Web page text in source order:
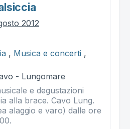
2012
, Musica e concerti ,
- Lungomare
e degustazioni
alla brace. Cavo Lung.
alaggio e varo) dalle ore